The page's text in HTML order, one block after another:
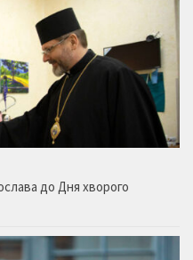
до Дня хворого